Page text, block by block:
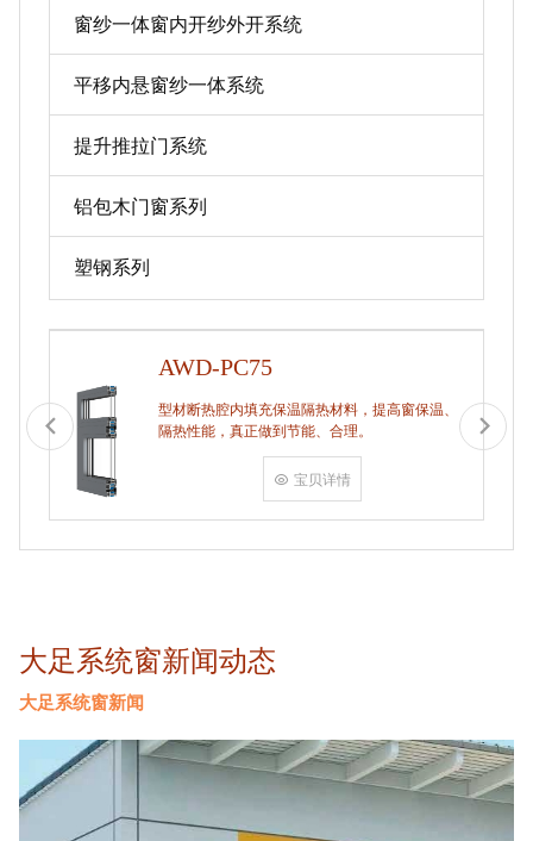
窗纱一体窗内开纱外开系统
平移内悬窗纱一体系统
提升推拉门系统
铝包木门窗系列
塑钢系列
AWD-PC75
型材断热腔内填充保温隔热材料，提高窗保温、
隔热性能，真正做到节能、合理。
宝贝详情
大足系统窗新闻动态
大足系统窗新闻